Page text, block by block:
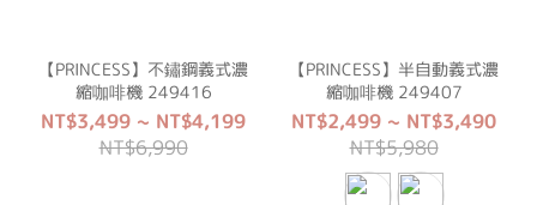
【PRINCESS】不鏽鋼義式濃
縮咖啡機 249416
NT$3,499 ~ NT$4,199
NT$6,990
【PRINCESS】半自動義式濃
縮咖啡機 249407
NT$2,499 ~ NT$3,490
NT$5,980